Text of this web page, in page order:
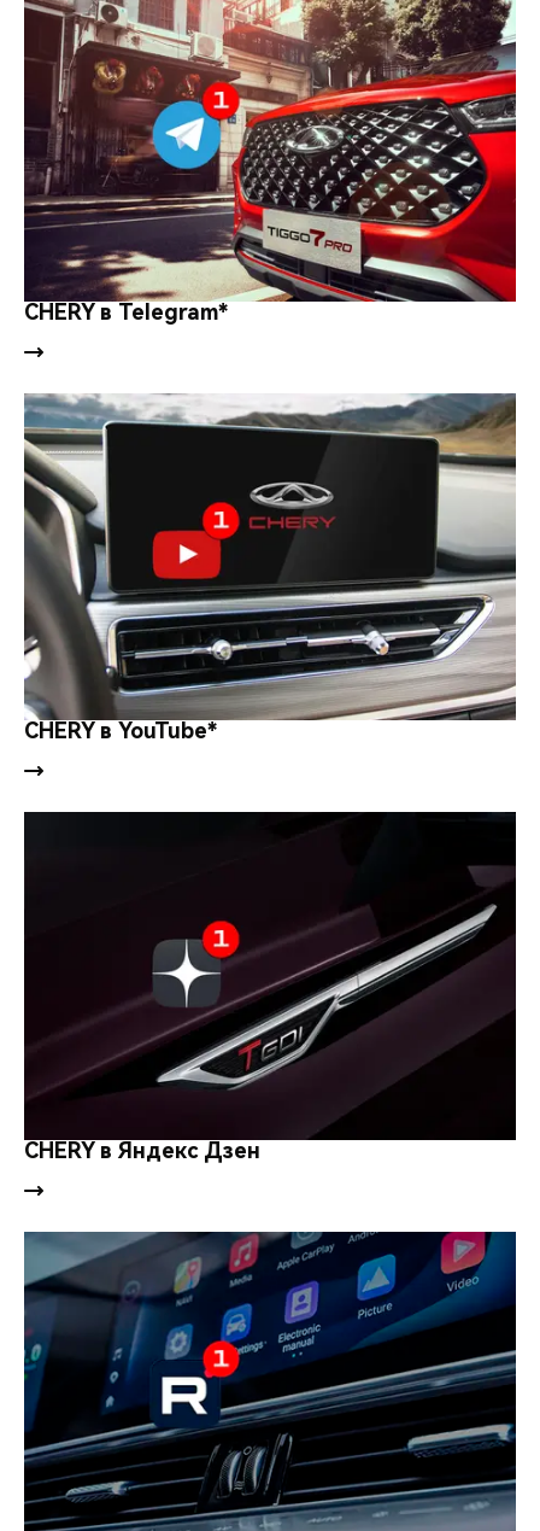
CHERY в Telegram*
CHERY в YouTube*
CHERY в Яндекс Дзен